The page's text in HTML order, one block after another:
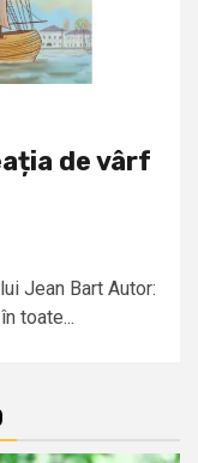
de vârf
Jean Bart Autor:
toate...